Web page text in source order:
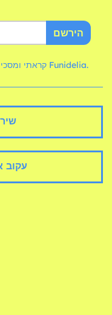
הירשם
קראתי של Funidelia.
עקוב